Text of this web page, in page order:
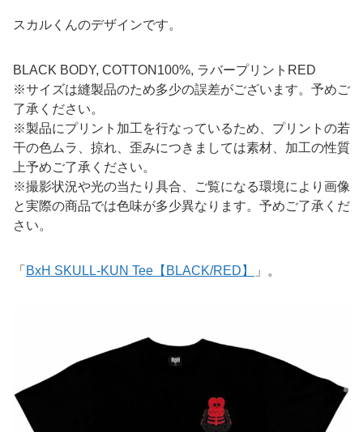
スカルくんのデザインです。
BLACK BODY, COTTON100%, ラバープリントRED
※サイズは縫製品のため多少の誤差がございます。予めご
了承ください。
※製品にプリント加工を行なっているため、プリントの若
干の色ムラ、掠れ、歪みにつきましては素材、加工の性質
上予めご了承ください。
※撮影状況や光の当たり具合、ご覧になる環境により画像
と実際の商品では色味が多少異なります。予めご了承くだ
さい。
「 BxH SKULL-KUN Tee【BLACK/RED】 」。